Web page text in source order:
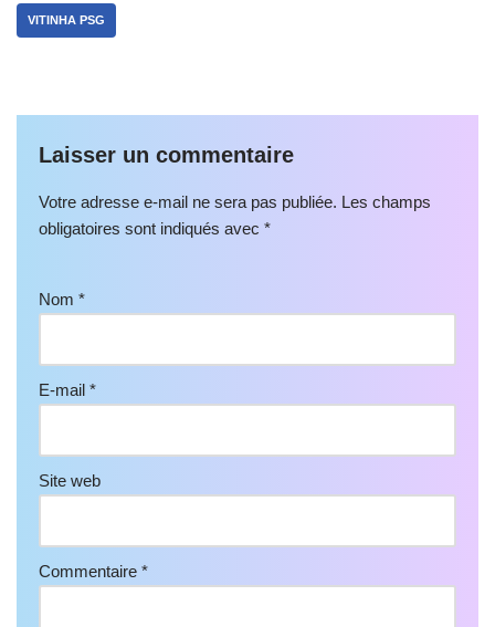
VITINHA PSG
Laisser un commentaire
Votre adresse e-mail ne sera pas publiée. Les champs
obligatoires sont indiqués avec *
Nom *
E-mail *
Site web
Commentaire *